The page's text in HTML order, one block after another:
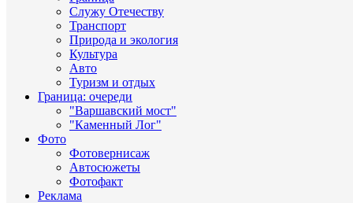
Служу Отечеству
Транспорт
Природа и экология
Культура
Авто
Туризм и отдых
Граница: очереди
"Варшавский мост"
"Каменный Лог"
Фото
Фотовернисаж
Автосюжеты
Фотофакт
Реклама